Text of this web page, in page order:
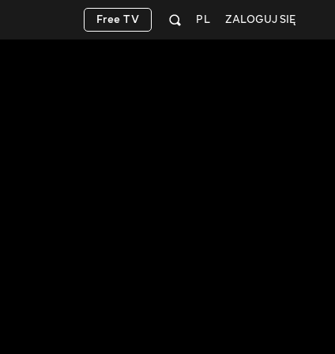
ZALOGUJ SIĘ
PL
Free TV